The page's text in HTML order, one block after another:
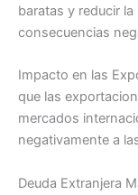
baratas y reducir
consecuencias
Impacto en las
que las
mercados
negativamente a
Deuda Extranjera